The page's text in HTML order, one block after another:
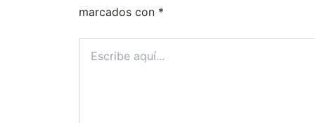
marcados con *
aquí...